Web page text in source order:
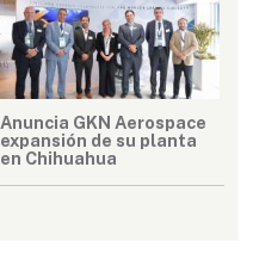
Anuncia GKN Aerospace
expansión de su planta
en Chihuahua